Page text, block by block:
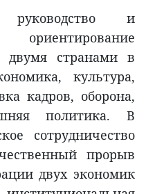
и
двумя странами в
культура,
кадров, оборона,
политика. В
сотрудничество
прорыв
двух экономик